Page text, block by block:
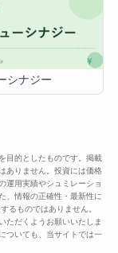
シナジー
目的としたものです。掲載
ありません。投資には価格
運用実績やシュミレーショ
、情報の正確性・最新性に
るものではありません。
ただくようお願いいたしま
ついても、当サイトでは一